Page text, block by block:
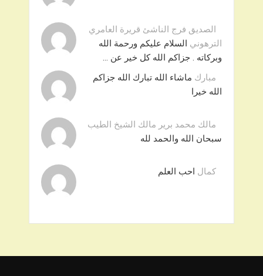
الصديق فرج الناشئ قريرة العامري
الترهوني السلام عليكم ورحمة الله
وبركاته . جزاكم الله كل خير عن …
مبارك ماشاء الله تبارك الله جزاكم
الله خيرا
مالك محمد برير مالك الشيخ الطيب
سبحان الله والحمد لله
كمال احب العلم